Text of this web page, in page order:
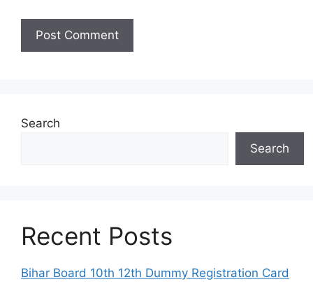
Search
Search
Recent Posts
Bihar Board 10th 12th Dummy Registration Card